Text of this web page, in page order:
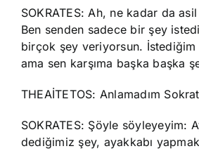
SOKRATES: Ah, ne kadar da
Ben senden sadece bir şey
birçok şey veriyorsun.
ama sen karşıma başka başka
THEAİTETOS: Anlamadım
SOKRATES: Şöyle söyleyeyim:
dediğimiz şey, ayakkabı